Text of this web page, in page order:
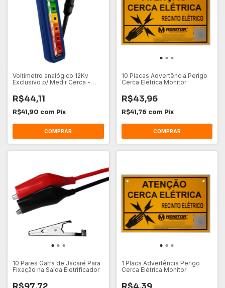
Voltímetro analógico 12Kv
Exclusivo p/ Medir Cerca -
R$44,11
R$41,90 com Pix
10 Placas Advertência Perigo
Cerca Elétrica Monitor
R$43,96
R$41,76 com Pix
10 Pares Garra de Jacaré Para
Fixação na Saída Eletrificador
1 Placa Advertência Perigo
Cerca Elétrica Monitor